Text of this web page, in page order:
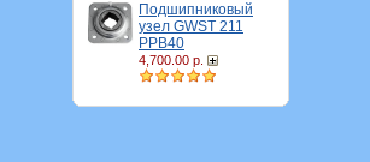
Подшипниковый
узел GWST 211
PPB40
4,700.00 р.